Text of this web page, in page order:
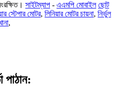
সাইটম্যাপ - এএমপি মোবাইল ছোট
স্টেপার মোটর, লিনিয়ার মোটর চায়না, নির্ভুল
,
পাঠান: